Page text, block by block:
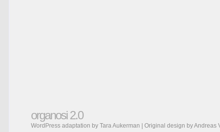
organosi 2.0
WordPress adaptation by Tara Aukerman | Original design byAndreas